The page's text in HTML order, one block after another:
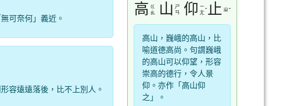
可奈何」義近。
容遠遠落後，比不上別人。
高 ㄍ
ㄠ
山 ㄕ
ㄢ
仰 ㄧ
ㄤˇ 止 ㄓˇ
高山，巍峨的高山，比
喻道德高尚。句謂巍峨
的高山可以仰望，形容
崇高的德行，令人景
仰。亦作「高山仰
之」。